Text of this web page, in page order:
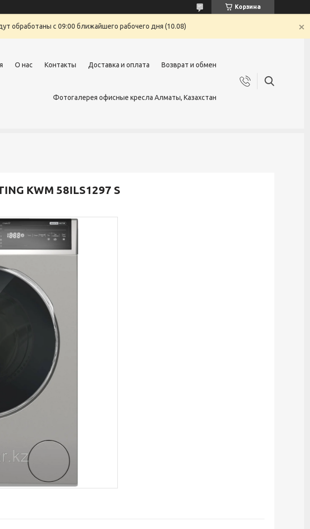
Корзина
обработаны с 09:00 ближайшего рабочего дня (10.08)
О нас Контакты Доставка и оплата Возврат и обмен
Фотогалерея офисные кресла Алматы, Казахстан
KWM 58ILS1297 S